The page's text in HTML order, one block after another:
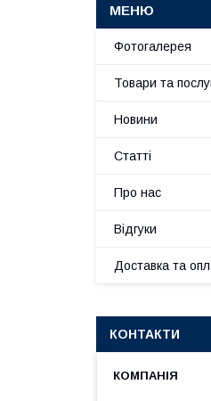
Фотогалерея
Товари та
Новини
Статті
Про нас
Відгуки
Доставка та
КОНТАКТИ